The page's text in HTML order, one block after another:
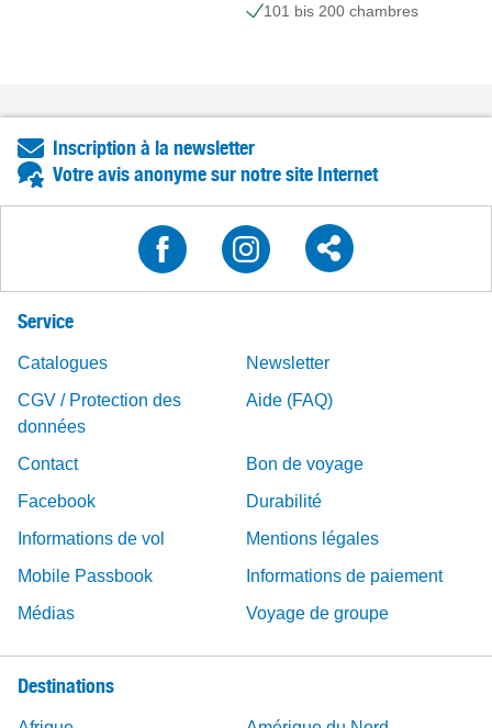
101 bis 200 chambres
Inscription à la newsletter
Votre avis anonyme sur notre site Internet
Service
Catalogues
Newsletter
CGV / Protection des
données
Aide (FAQ)
Contact
Bon de voyage
Facebook
Durabilité
Informations de vol
Mentions légales
Mobile Passbook
Informations de paiement
Médias
Voyage de groupe
Destinations